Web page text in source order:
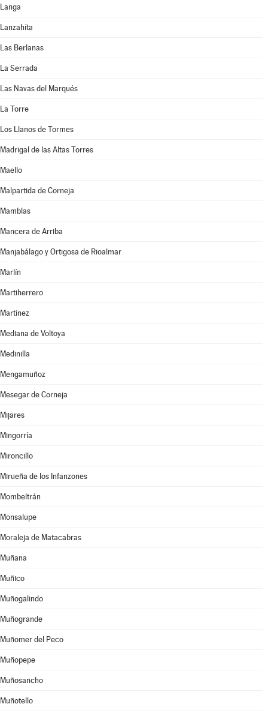
Langa
Lanzahíta
Las Berlanas
La Serrada
Las Navas del Marqués
La Torre
Los Llanos de Tormes
Madrigal de las Altas Torres
Maello
Malpartida de Corneja
Mamblas
Mancera de Arriba
Manjabálago y Ortigosa de Rioalmar
Marlín
Martiherrero
Martínez
Mediana de Voltoya
Medinilla
Mengamuñoz
Mesegar de Corneja
Mijares
Mingorría
Mironcillo
Mirueña de los Infanzones
Mombeltrán
Monsalupe
Moraleja de Matacabras
Muñana
Muñico
Muñogalindo
Muñogrande
Muñomer del Peco
Muñopepe
Muñosancho
Muñotello